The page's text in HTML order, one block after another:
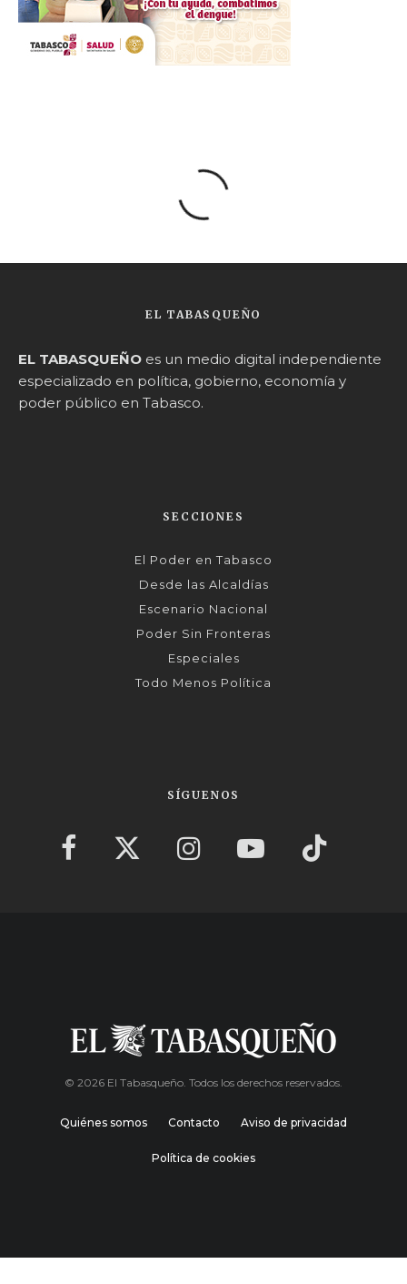
EL TABASQUEÑO
EL TABASQUEÑO es un medio digital independiente
especializado en política, gobierno, economía y
poder público en Tabasco.
SECCIONES
El Poder en Tabasco
Desde las Alcaldías
Escenario Nacional
Poder Sin Fronteras
Especiales
Todo Menos Política
SÍGUENOS
© 2026 El Tabasqueño. Todos los derechos reservados.
Quiénes somos Contacto Aviso de privacidad
Política de cookies